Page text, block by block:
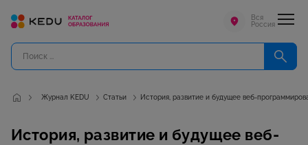
Вся
Россия
Журнал KEDU Статьи История, развитие и будущее веб-
История, развитие и будущее веб-